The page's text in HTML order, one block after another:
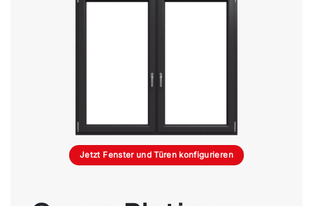
Jetzt Fenster und Türen konfigurieren